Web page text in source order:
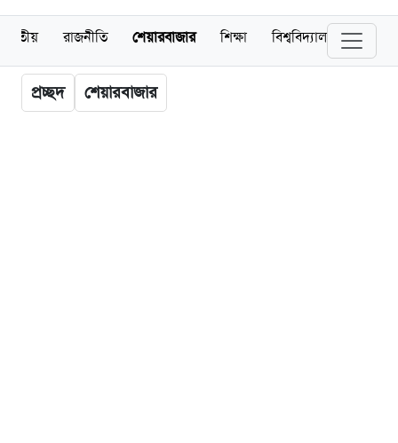
জাতীয় রাজনীতি শেয়ারবাজার শিক্ষা বিশ্ববিদ্যালয়
প্রচ্ছদ শেয়ারবাজার